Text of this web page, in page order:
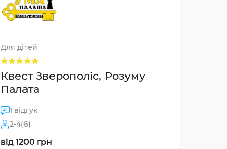
Для дітей
Квест Зверополіс, Розуму
Палата
1 відгук
2-4(6)
від 1200 грн